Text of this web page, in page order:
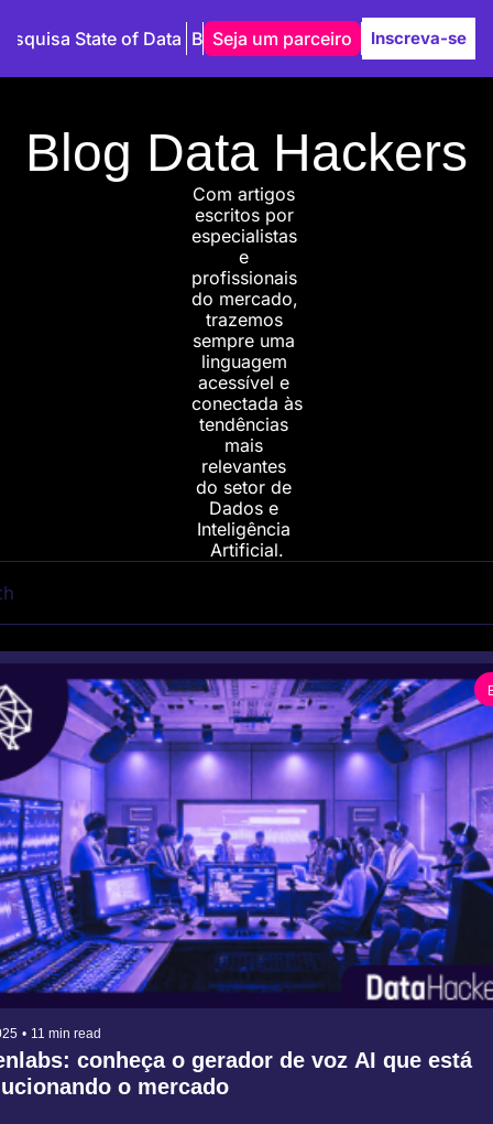
State of Data Blog Autores
Seja um parceiro Inscreva-se
Blog Data Hackers
Com artigos
escritos por
especialistas
e
profissionais
do mercado,
trazemos
sempre uma
linguagem
acessível e
conectada às
tendências
mais
relevantes
do setor de
Dados e
Inteligência
Artificial.
• 11 min read
conheça o gerador de voz AI que está
o mercado